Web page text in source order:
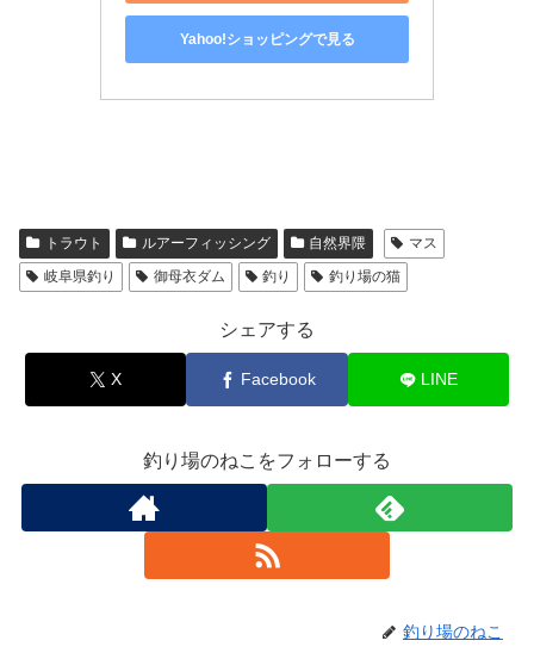
Yahoo!ショッピングで見る
トラウト ルアーフィッシング 自然界隈
マス
岐阜県釣り
御母衣ダム 釣り 釣り場の猫
シェアする
X Facebook LINE
釣り場のねこをフォローする
釣り場のねこ